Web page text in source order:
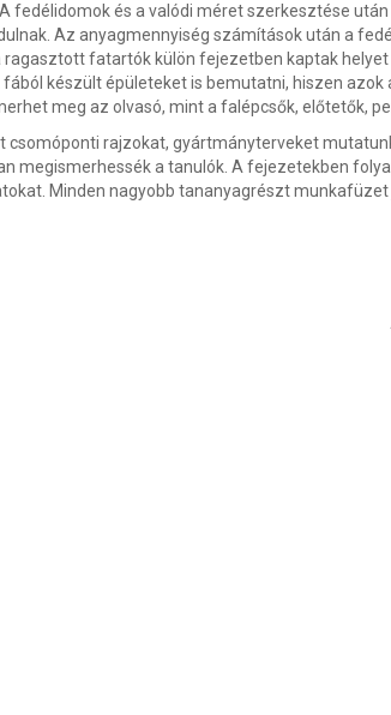
fedélidomok és a valódi méret szerkesztése
Az anyagmennyiség számítások után a
fatartók külön fejezetben kaptak
készült épületeket is bemutatni, hiszen azok
meg az olvasó, mint a falépcsők, előtetők,
csomóponti rajzokat, gyártmányterveket
megismerhessék a tanulók. A fejezetekben
Minden nagyobb tananyagrészt